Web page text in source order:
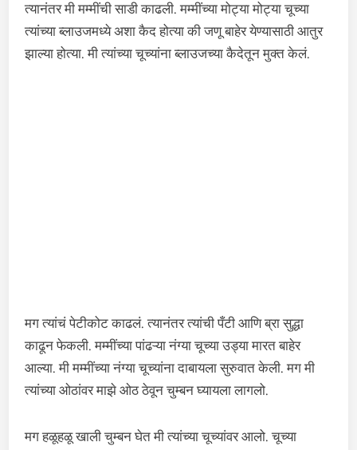
त्यानंतर मी मम्मींची साडी काढली. मम्मींच्या मोट्या मोट्या चूच्या
त्यांच्या ब्लाउजमध्ये अशा कैद होत्या की जणू बाहेर येण्यासाठी आतुर
झाल्या होत्या. मी त्यांच्या चूच्यांना ब्लाउजच्या कैदेतून मुक्त केलं.
मग त्यांचं पेटीकोट काढलं. त्यानंतर त्यांची पँटी आणि ब्रा सुद्धा
काढून फेकली. मम्मींच्या पांढऱ्या नंग्या चूच्या उड्या मारत बाहेर
आल्या. मी मम्मींच्या नंग्या चूच्यांना दाबायला सुरुवात केली. मग मी
त्यांच्या ओठांवर माझे ओठ ठेवून चुम्बन घ्यायला लागलो.
मग हळूहळू खाली चुम्बन घेत मी त्यांच्या चूच्यांवर आलो. चूच्या